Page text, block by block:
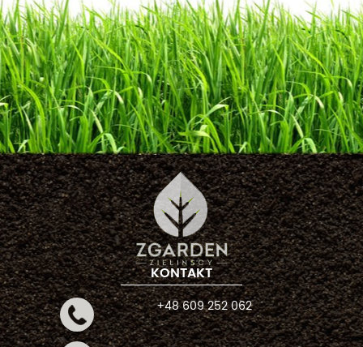
KONTAKT
+48 609 252 062